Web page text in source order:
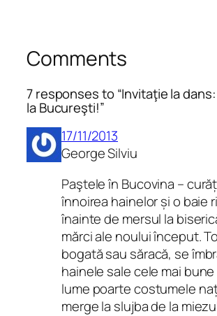
Comments
7 responses to “Invitaţie la
la Bucureşti!”
17/11/2013
George Silviu
Paştele în Bucovina –
înnoirea hainelor și o baie
înainte de mersul la
mărci ale noului început.
bogată sau săracă, se
hainele sale cele mai
lume poarte costumele
merge la slujba de la